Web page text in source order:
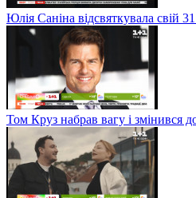
Юлія Саніна відсвяткувала свій
Том Круз набрав вагу і змінився